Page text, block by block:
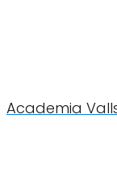
Academia